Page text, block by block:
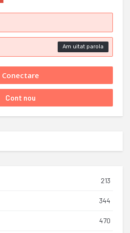
Am uitat parola
213
344
470